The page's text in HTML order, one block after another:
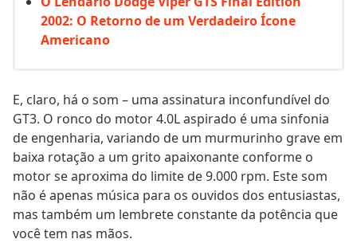
2002: O Retorno de um Verdadeiro Ícone
Americano
E, claro, há o som – uma assinatura inconfundível do
GT3. O ronco do motor 4.0L aspirado é uma sinfonia
de engenharia, variando de um murmurinho grave em
baixa rotação a um grito apaixonante conforme o
motor se aproxima do limite de 9.000 rpm. Este som
não é apenas música para os ouvidos dos entusiastas,
mas também um lembrete constante da potência que
você tem nas mãos.